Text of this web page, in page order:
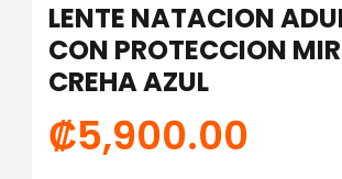
LENTE NATACION
CON PROTECCION
CREHA AZUL
₡5,900.00